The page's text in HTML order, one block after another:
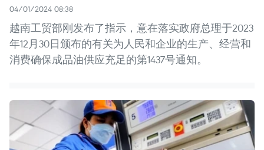
04/01/2024 08:38
越南工贸部刚发布了指示，意在落实政府总理于2023
年12月30日颁布的有关为人民和企业的生产、经营和
消费确保成品油供应充足的第1437号通知。